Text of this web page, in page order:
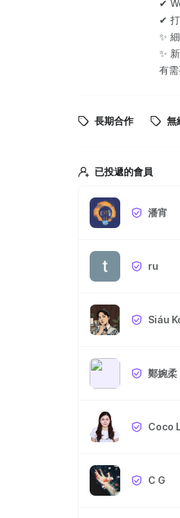
✔
✔ 打
✨
✨
有
長期合作 無
已投遞的會員
潘宵
ru
Siáu
鄭婉柔
Coco
C G